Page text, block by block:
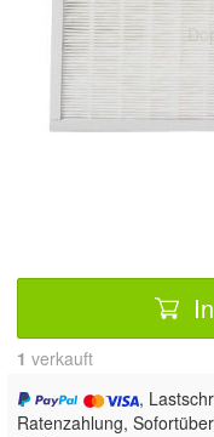
1 verkauft
,
Ratenzahlung,